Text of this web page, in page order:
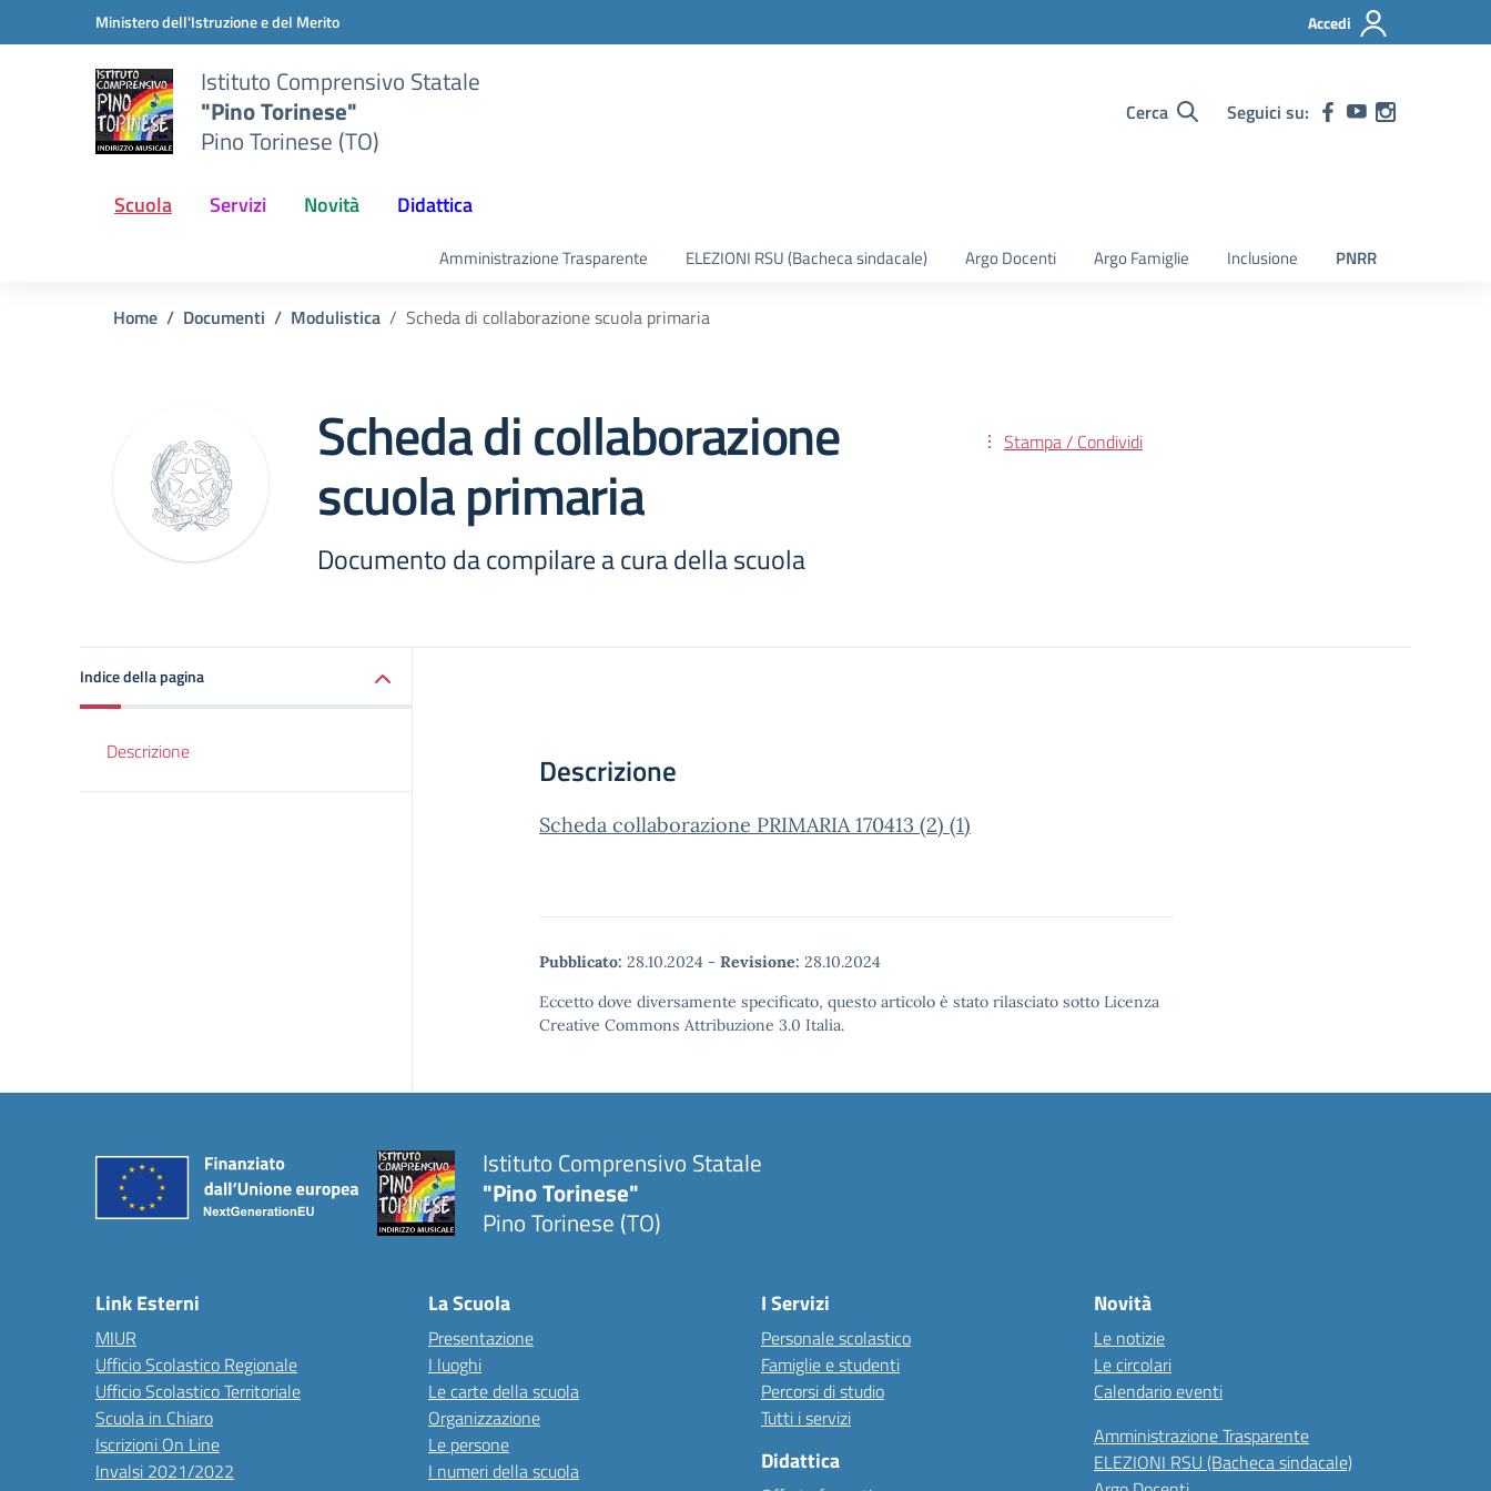
Vai ai contenuti
Vai al menu di navigazioneMinistero dell'Istruzione e del Merito Accedi
Istituto Comprensivo Statale
"Pino Torinese"
Pino Torinese (TO)
Cerca Seguici su:
Scuola Servizi Novità Didattica
Amministrazione Trasparente ELEZIONI RSU (Bacheca sindacale) Argo Docenti Argo Famiglie Inclusione PNRR
Home Documenti Modulistica Scheda di collaborazione scuola primaria
Scheda di collaborazione
scuola primaria
Documento da compilare a cura della scuola
Stampa / Condividi
Indice della pagina
Descrizione Descrizione
Scheda collaborazione PRIMARIA 170413 (2) (1)
Pubblicato: 28.10.2024 - Revisione: 28.10.2024
Eccetto dove diversamente specificato, questo articolo è stato rilasciato sotto Licenza
Creative Commons Attribuzione 3.0 Italia.
Istituto Comprensivo Statale
"Pino Torinese"
Pino Torinese (TO)
Link Esterni
MIUR
Ufficio Scolastico Regionale
Ufficio Scolastico Territoriale
Scuola in Chiaro
Iscrizioni On Line
Invalsi 2021/2022
La Scuola
Presentazione
I luoghi
Le carte della scuola
Organizzazione
Le persone
I numeri della scuola
I Servizi
Personale scolastico
Famiglie e studenti
Percorsi di studio
Tutti i servizi
Didattica
Novità
Le notizie
Le circolari
Calendario eventi
Amministrazione Trasparente
ELEZIONI RSU (Bacheca sindacale)